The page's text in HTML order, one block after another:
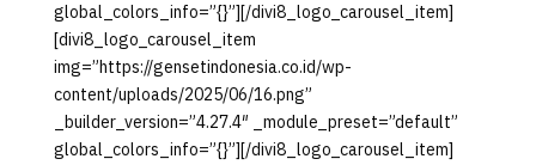
global_colors_info=”{}”][/divi8_logo_carousel_item]
[divi8_logo_carousel_item
img=”https://gensetindonesia.co.id/wp-
content/uploads/2025/06/16.png”
_builder_version=”4.27.4″ _module_preset=”default”
global_colors_info=”{}”][/divi8_logo_carousel_item]